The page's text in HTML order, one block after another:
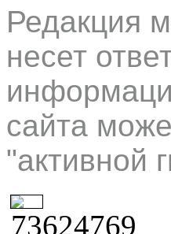
Редакция
несет
сайта
"активной